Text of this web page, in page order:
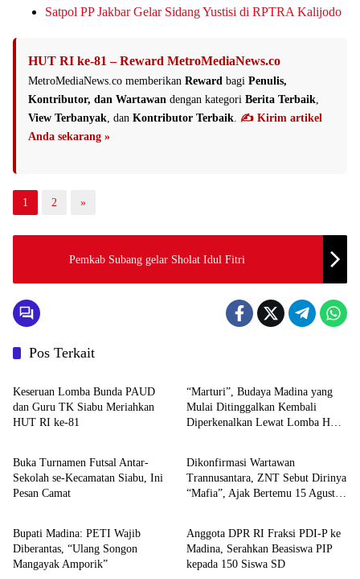
Satpol PP Jakbar Gelar Sidang Yustisi di RPTRA Kalijodo
HUT RI ke-81 – Reward MetroMediaNews.co
MetroMediaNews.co memberikan Reward bagi Penulis,
Kontributor, dan Wartawan dengan kategori Berita Terbaik,
View Terbanyak, dan Kontributor Terbaik. ✍️ Kirim artikel
Anda sekarang »
1 2 »
Pemkab Subang gelar Sholat Idul Fitri
Pos Terkait
HOME
Keseruan Lomba Bunda PAUD
dan Guru TK Siabu Meriahkan
HUT RI ke-81
“Marturi”, Budaya Madina yang
Mulai Ditinggalkan Kembali
Diperkenalkan Lewat Lomba HUT
HOME
Buka Turnamen Futsal Antar-
Sekolah se-Kecamatan Siabu, Ini
Pesan Camat
HOME
Dikonfirmasi Wartawan
Trannusantara, ZNT Sebut Dirinya
“Mafia”, Ajak Bertemu 15 Agustus
HOME
Bupati Madina: PETI Wajib
Diberantas, “Ulang Songon
Mangayak Amporik”
HOME
Anggota DPR RI Fraksi PDI-P ke
Madina, Serahkan Beasiswa PIP
kepada 150 Siswa SD